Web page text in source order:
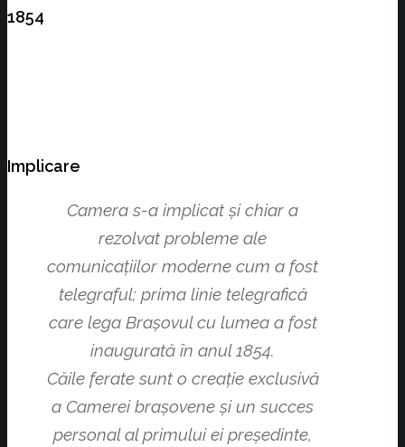
1854
Implicare
Camera s-a implicat şi chiar a
rezolvat probleme ale
comunicaţiilor moderne cum a fost
telegraful; prima linie telegrafică
care lega Braşovul cu lumea a fost
inaugurată în anul 1854.
Căile ferate sunt o creaţie exclusivă
a Camerei braşovene şi un succes
personal al primului ei preşedinte,